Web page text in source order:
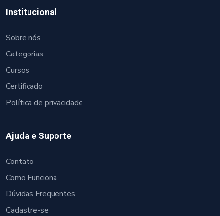
Institucional
Sobre nós
Categorias
Cursos
Certificado
Política de privacidade
Ajuda e Suporte
Contato
Como Funciona
Dúvidas Frequentes
Cadastre-se